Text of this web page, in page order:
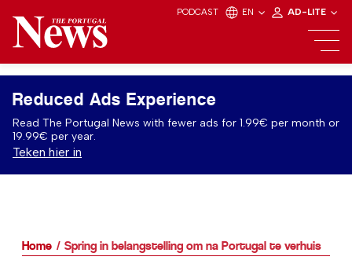
PODCAST EN AD-LITE
Reduced Ads Experience
Read The Portugal News with fewer ads for 1.99€ per month or
19.99€ per year.
Teken hier in
Home Spring in belangstelling om na Portugal te verhuis